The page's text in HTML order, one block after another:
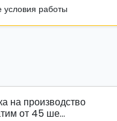
условия работы
на производство
от 45 ше...